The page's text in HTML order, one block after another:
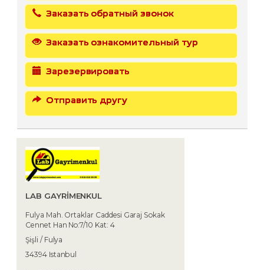
Заказать обратный звонок
Заказать ознакомительный тур
Зарезервировать
Отправить другу
LAB GAYRİMENKUL
Fulya Mah. Ortaklar Caddesi Garaj Sokak
Cennet Han No:7/10 Kat: 4
Şişli / Fulya
34394 Istanbul